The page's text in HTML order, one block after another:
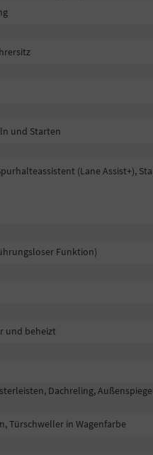
und Starten
(Lane Assist+),
Funktion)
und beheizt
Dachreling,
Türschweller in Wagenfarbe